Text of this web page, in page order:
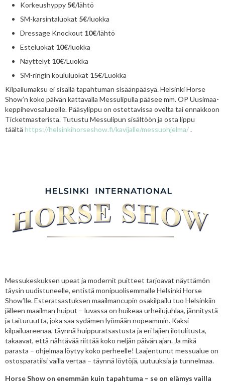
Korkeushyppy 5€/lähtö
SM-karsintaluokat 5€/luokka
Dressage Knockout 10€/lähtö
Esteluokat 10€/luokka
Näyttelyt 10€/Luokka
SM-ringin koululuokat 15€/Luokka
Kilpailumaksu ei sisällä tapahtuman sisäänpääsyä. Helsinki Horse
Show’n koko päivän kattavalla Messulipulla pääsee mm. OP Uusimaa-
keppihevosalueelle. Pääsylippu on ostettavissa ovelta tai ennakkoon
Ticketmasterista. Tutustu Messulipun sisältöön ja osta lippu
täältä https://helsinkihorseshow.fi/kavijalle/messuohjelma/.
Messukeskuksen upeat ja modernit puitteet tarjoavat näyttämön
täysin uudistuneelle, entistä monipuolisemmalle Helsinki Horse
Show’lle. Esteratsastuksen maailmancupin osakilpailu tuo Helsinkiin
jälleen maailman huiput – luvassa on huikeaa urheilujuhlaa, jännitystä
ja taituruutta, joka saa sydämen lyömään nopeammin. Kaksi
kilpailuareenaa, täynnä huippuratsastusta ja eri lajien ilotulitusta,
takaavat, että nähtävää riittää koko neljän päivän ajan. Ja mikä
parasta – ohjelmaa löytyy koko perheelle! Laajentunut messualue on
ostosparatiisi vailla vertaa – täynnä löytöjä, uutuuksia ja tunnelmaa.
Horse Show on enemmän kuin tapahtuma – se on elämys vailla